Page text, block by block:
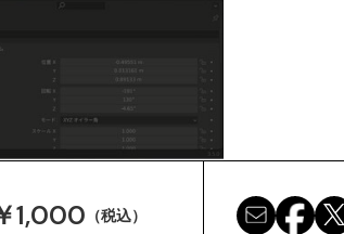
1,000 （税込）